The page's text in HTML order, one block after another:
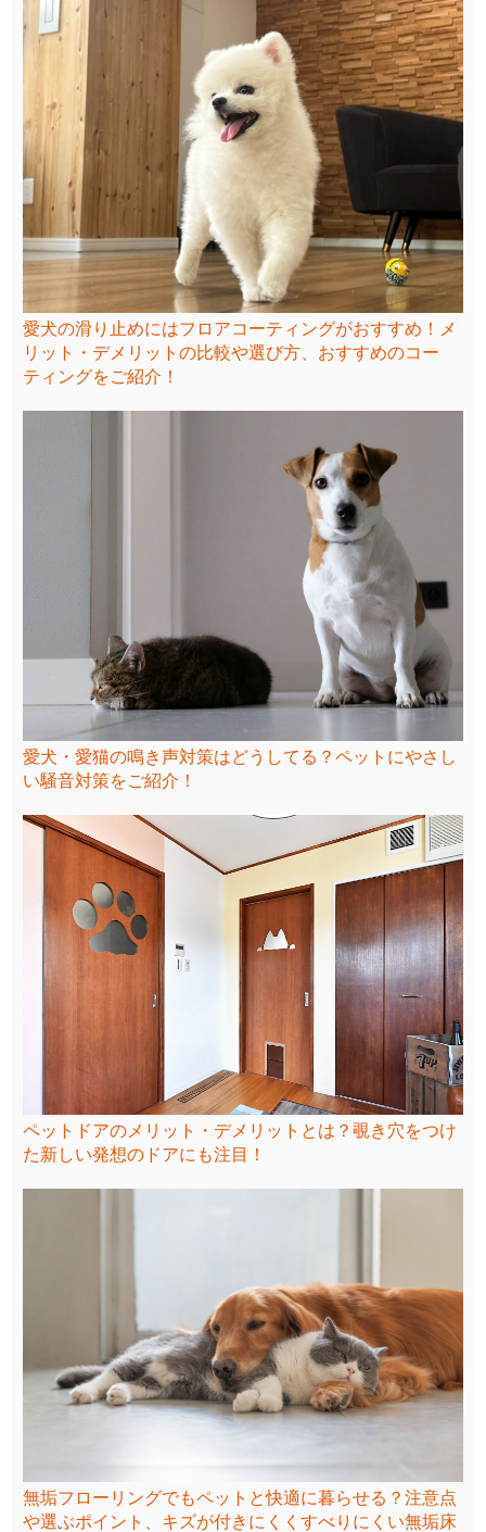
愛犬の滑り止めにはフロアコーティングがおすすめ！メ
リット・デメリットの比較や選び方、おすすめのコー
ティングをご紹介！
愛犬・愛猫の鳴き声対策はどうしてる？ペットにやさし
い騒音対策をご紹介！
ペットドアのメリット・デメリットとは？覗き穴をつけ
た新しい発想のドアにも注目！
無垢フローリングでもペットと快適に暮らせる？注意点
や選ぶポイント、キズが付きにくくすべりにくい無垢床